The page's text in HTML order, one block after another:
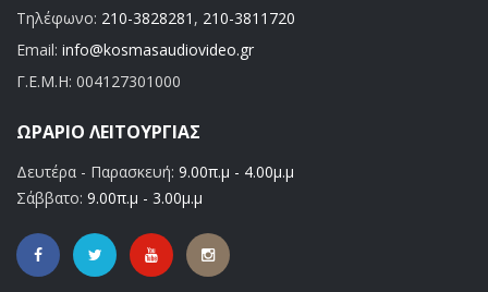
Τηλέφωνο: 210-3828281 , 210-3811720
Email: info@kosmasaudiovideo.gr
Γ.Ε.Μ.Η: 004127301000
ΩΡΆΡΙΟ ΛΕΙΤΟΥΡΓΊΑΣ
Δευτέρα - Παρασκευή: 9.00π.μ - 4.00μ.μ
Σάββατο: 9.00π.μ - 3.00μ.μ